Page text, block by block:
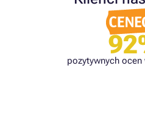
pozytywnych